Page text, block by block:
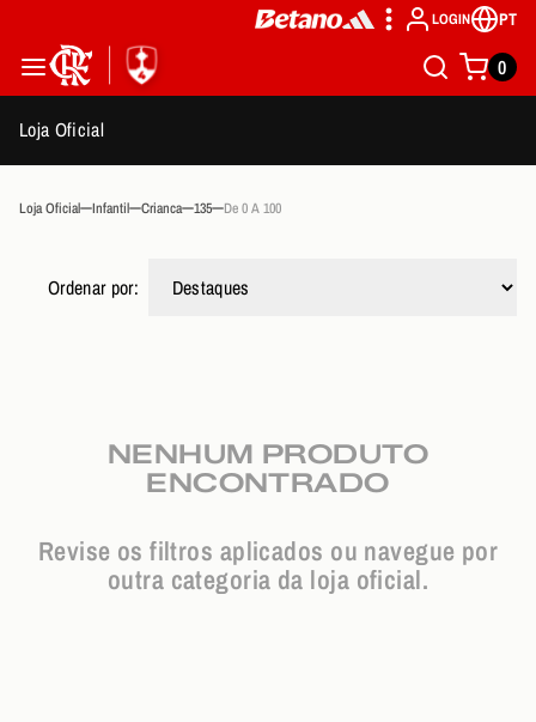
LOGIN PT
0
Loja Oficial
Loja Oficial Infantil Crianca 135 De 0 A 100
Ordenar por:
NENHUM PRODUTO
ENCONTRADO
Revise os filtros aplicados ou navegue por
outra categoria da loja oficial.